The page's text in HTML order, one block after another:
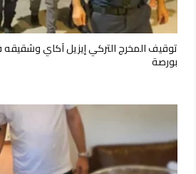
توقيف المخرج التركي إيزيل آكاي وشقيقه
بورصة